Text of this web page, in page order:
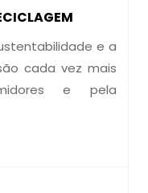
e a
cada vez mais
e pela